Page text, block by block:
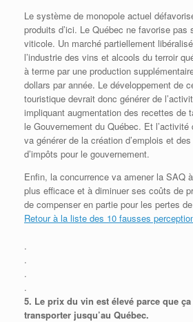
Le système de monopole actuel
produits d’ici. Le Québec ne favorise pas
viticole. Un marché partiellement
l’industrie des vins et alcools du terroir
à terme par une production
dollars par année. Le développement de
touristique devrait donc générer de
impliquant augmentation des recettes de
le Gouvernement du Québec. Et
va générer de la création d’emplois et
d’impôts pour le gouvernement.
Enfin, la concurrence va amener la SAQ
plus efficace et à diminuer ses coûts de
de compenser en partie pour les pertes
Retour à la liste des 10 fausses
.
.
.
.
5. Le prix du vin est élevé parce que
transporter jusqu’au Québec.